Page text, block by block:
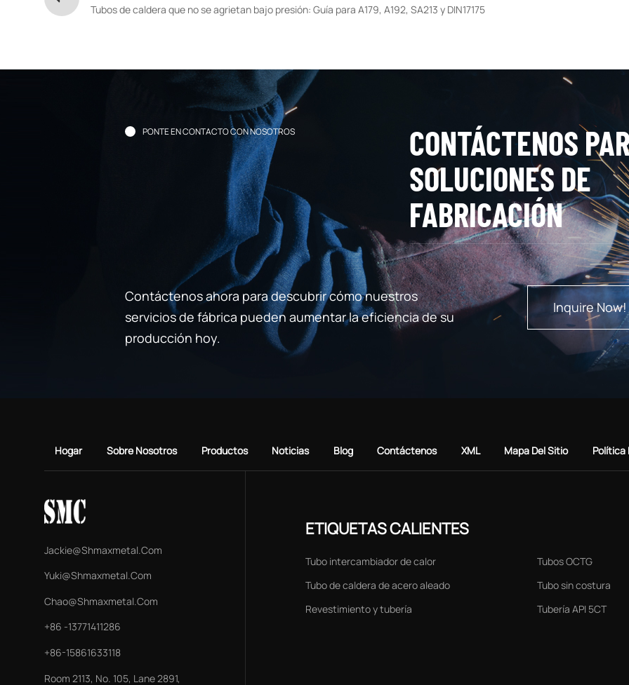
Tubos de caldera que no se agrietan bajo presión: Guía para A179, A192, SA213 y DIN17175
PONTE EN CONTACTO CON NOSOTROS
CONTÁCTENOS
SOLUCIONES DE
FABRICACIÓN
Contáctenos ahora para descubrir cómo nuestros
servicios de fábrica pueden aumentar la eficiencia de su
producción hoy.
Inquire Now!
Hogar Sobre Nosotros Productos Noticias Blog Contáctenos XML Mapa Del Sitio Política
Jackie@shmaxmetal.com
Yuki@shmaxmetal.com
Chao@shmaxmetal.com
+86 -13771411286
+86-15861633118
Room 2113, No. 105, Lane 2891,
ETIQUETAS CALIENTES
Tubo intercambiador de calor
Tubo de caldera de acero aleado
Revestimiento y tubería
Tubos OCTG
Tubo sin costura
Tubería API 5CT